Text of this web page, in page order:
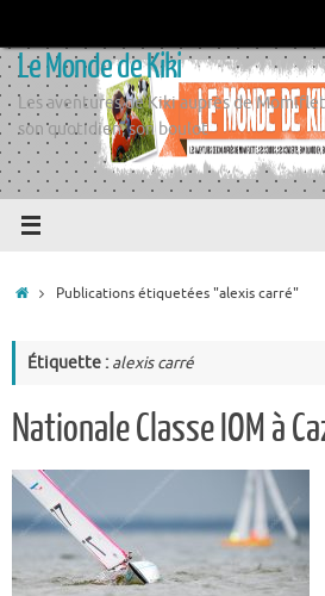
contenu
Le Monde de Kiki
Les aventures de Kiki auprès de
son quotidien, son boulot
AccueilPublications étiquetées "alexis carré"
Étiquette : alexis carré
Nationale Classe IOM à